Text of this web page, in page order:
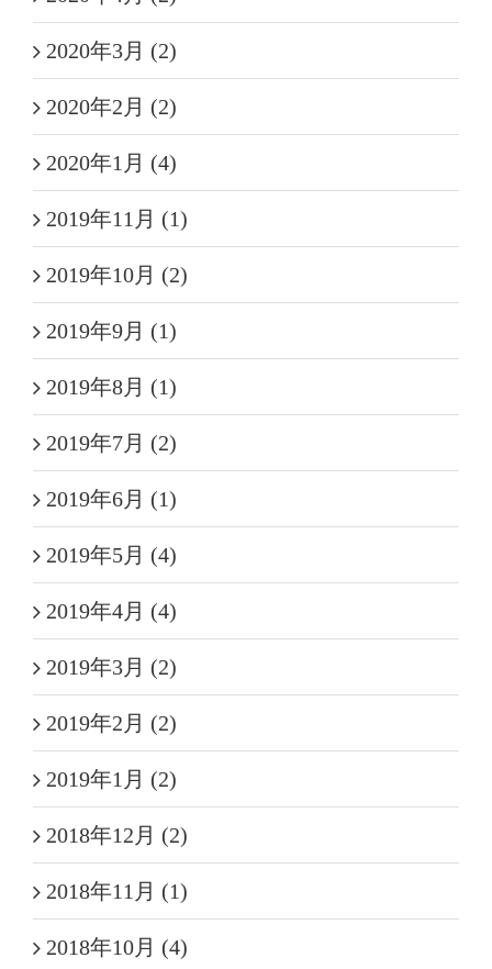
2020年3月 (2)
2020年2月 (2)
2020年1月 (4)
2019年11月 (1)
2019年10月 (2)
2019年9月 (1)
2019年8月 (1)
2019年7月 (2)
2019年6月 (1)
2019年5月 (4)
2019年4月 (4)
2019年3月 (2)
2019年2月 (2)
2019年1月 (2)
2018年12月 (2)
2018年11月 (1)
2018年10月 (4)